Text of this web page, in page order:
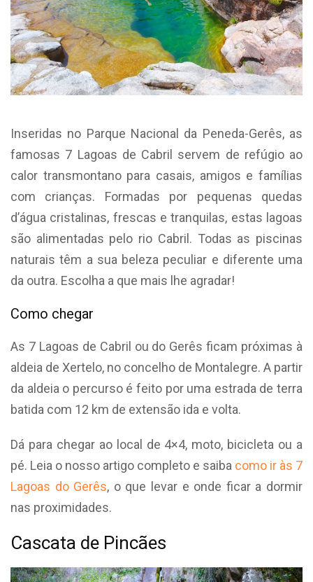
Inseridas no Parque Nacional da Peneda-Gerês, as
famosas 7 Lagoas de Cabril servem de refúgio ao
calor transmontano para casais, amigos e famílias
com crianças. Formadas por pequenas quedas
d’água cristalinas, frescas e tranquilas, estas lagoas
são alimentadas pelo rio Cabril. Todas as piscinas
naturais têm a sua beleza peculiar e diferente uma
da outra. Escolha a que mais lhe agradar!
Como chegar
As 7 Lagoas de Cabril ou do Gerês ficam próximas à
aldeia de Xertelo, no concelho de Montalegre. A partir
da aldeia o percurso é feito por uma estrada de terra
batida com 12 km de extensão ida e volta.
Dá para chegar ao local de 4×4, moto, bicicleta ou a
pé. Leia o nosso artigo completo e saiba como ir às 7
Lagoas do Gerês, o que levar e onde ficar a dormir
nas proximidades.
Cascata de Pincães